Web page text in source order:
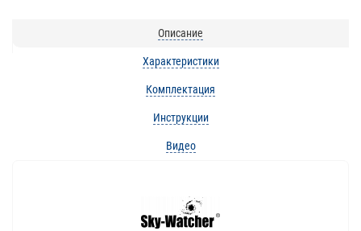
Описание
Характеристики
Комплектация
Инструкции
Видео